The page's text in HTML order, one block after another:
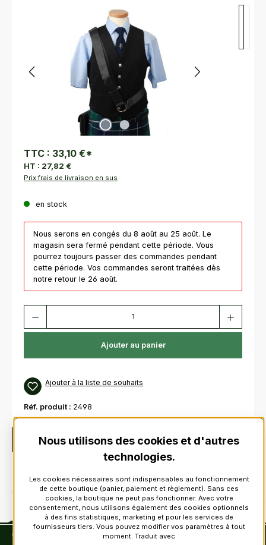
Ignorer la galerie d'images
TTC : 33,10 €*
HT : 27,82 €
Prix frais de livraison en sus
en stock
Nous serons en congés du 8 août au 25 août. Le
magasin sera fermé pendant cette période. Vous
pourrez toujours passer des commandes pendant
cette période. Vos commandes seront traitées dès
notre retour le 26 août.
Ajouter au panier
Ajouter à la liste de souhaits
Réf. produit : 2498
Description pour caisse claire et tenorAjustable en taille
Contact
Nous utilisons des cookies et d'autres
technologies.
Les cookies nécessaires sont indispensables au fonctionnement
de cette boutique (panier, paiement et règlement). Sans ces
cookies, la boutique ne peut pas fonctionner. Avec votre
consentement, nous utilisons également des cookies optionnels
à des fins statistiques, marketing et pour les services de
fournisseurs tiers. Vous pouvez modifier vos paramètres à tout
moment. Traduit avec